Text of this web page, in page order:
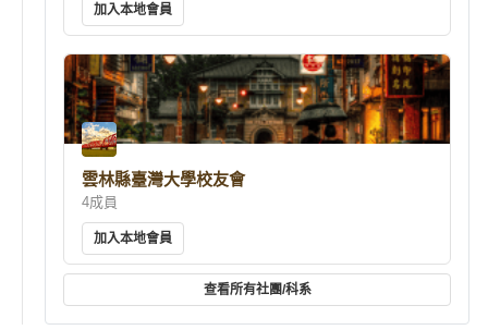
加入本地會員
雲林縣臺灣大學校友會
4成員
加入本地會員
查看所有社團/科系